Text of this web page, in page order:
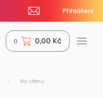
Přihlášení
0 0,00 Kč
Na stěnu